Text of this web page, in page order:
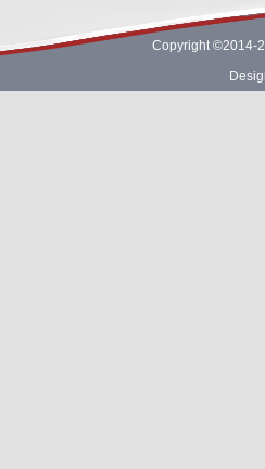
Copyright ©2014-